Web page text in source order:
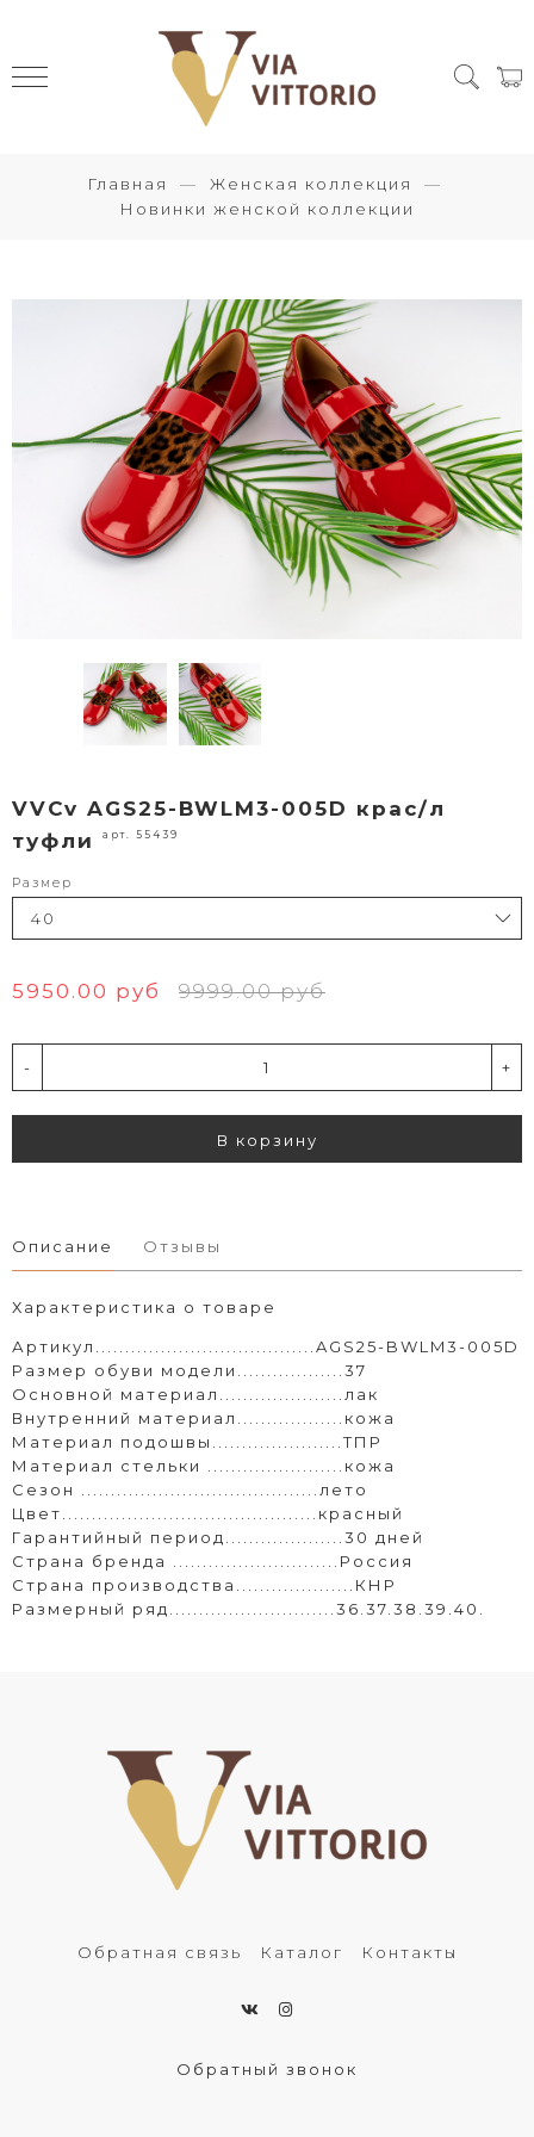
Главная
Женская коллекция
Новинки женской коллекции
VVCv AGS25-BWLM3-005D крас/л
туфли
арт. 55439
Размер
5950.00 руб 9999.00 руб
- +
В корзину
Описание Отзывы
Характеристика о товаре
Артикул.....................................AGS25-BWLM3-005D
Размер обуви модели..................37
Основной материал.....................лак
Внутренний материал..................кожа
Материал подошвы......................ТПР
Материал стельки .......................кожа
Сезон ........................................лето
Цвет...........................................красный
Гарантийный период....................30 дней
Страна бренда ............................Россия
Страна производства....................КНР
Размерный ряд............................36.37.38.39.40.
Обратная связь Каталог Контакты
Обратный звонок